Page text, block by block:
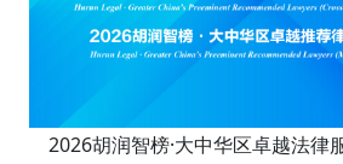
2026胡润智榜·大中华区卓越法律